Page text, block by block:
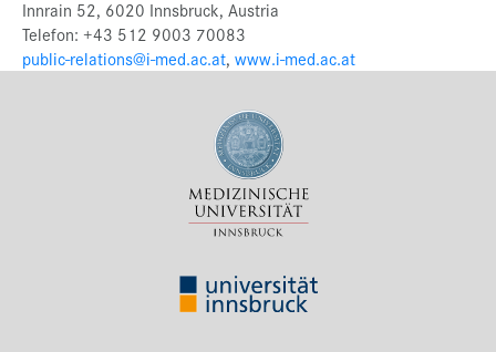
Innrain 52, 6020 Innsbruck, Austria
Telefon: +43 512 9003 70083
public-relations@i-med.ac.at, www.i-med.ac.at